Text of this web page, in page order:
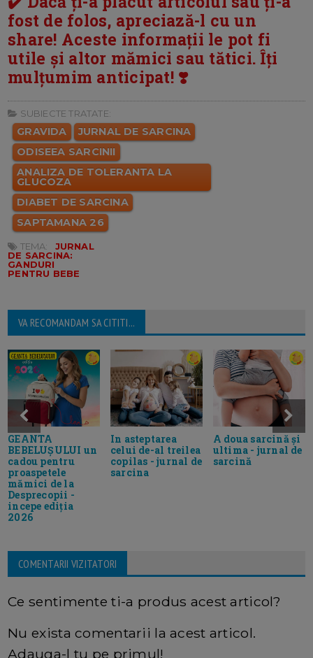
fost de folos, apreciază-l cu un
share! Aceste informații le pot fi
utile și altor mămici sau tătici. Îți
mulțumim anticipat! ❣️
SUBIECTE TRATATE:
GRAVIDA
JURNAL DE SARCINA
ODISEEA SARCINII
ANALIZA DE TOLERANTA LA
GLUCOZA
DIABET DE SARCINA
SAPTAMANA 26
TEMA:
JURNAL
DE SARCINA:
GANDURI
PENTRU BEBE
VA RECOMANDAM SA CITITI...
GEANTA
BEBELUȘULUI un
cadou pentru
proaspetele
mămici de la
Desprecopii -
incepe ediția
2026
In asteptarea
celui de-al treilea
copilas - jurnal de
sarcina
A doua sarcină și
ultima - jurnal de
sarcină
COMENTARII VIZITATORI
Ce sentimente ti-a produs acest articol?
Nu exista comentarii la acest articol.
Adauga-l tu pe primul!